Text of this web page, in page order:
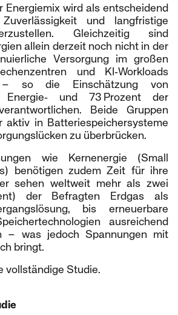
Energiemix wird als entscheidend
und langfristige
Gleichzeitig sind
allein derzeit noch nicht in der
Versorgung im großen
und KI‑Workloads
– so die Einschätzung von
und 73 Prozent der
Beide Gruppen
aktiv in Batteriespeichersysteme
zu überbrücken.
wie Kernenergie (Small
benötigen zudem Zeit für ihre
sehen weltweit mehr als zwei
der Befragten Erdgas als
bis erneuerbare
ausreichend
– was jedoch Spannungen mit
bringt.
vollständige Studie.